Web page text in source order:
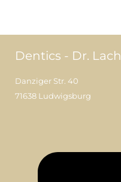
Dentics - Dr.
Danziger Str. 40
71638 Ludwigsburg